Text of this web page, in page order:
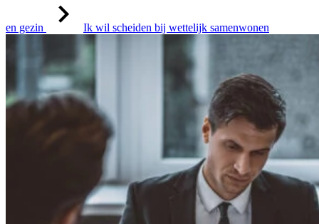
en gezin Ik wil scheiden bij wettelijk samenwonen